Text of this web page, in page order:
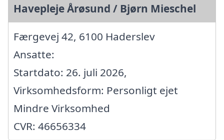
Havepleje Årøsund / Bjørn Mieschel
Færgevej 42, 6100 Haderslev
Ansatte:
Startdato: 26. juli 2026,
Virksomhedsform: Personligt ejet
Mindre Virksomhed
CVR: 46656334